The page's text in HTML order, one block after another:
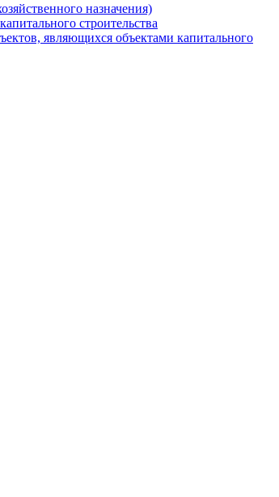
назначения)
строительства
являющихся объектами капитального